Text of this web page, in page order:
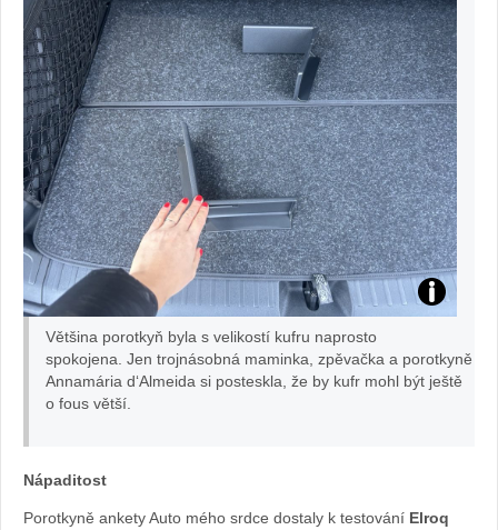
Kufr
Většina porotkyň byla s velikostí kufru naprosto
spokojena. Jen trojnásobná maminka, zpěvačka a porotkyně
Annamária d‘Almeida si posteskla, že by kufr mohl být ještě
o fous větší.
Nápaditost
Porotkyně ankety Auto mého srdce dostaly k testování Elroq